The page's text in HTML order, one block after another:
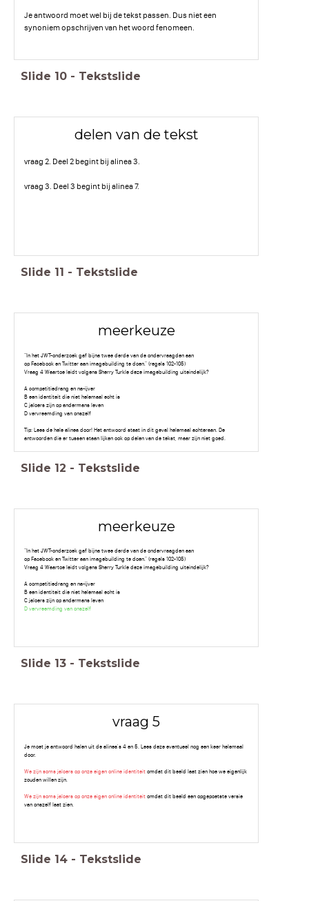
Je antwoord moet wel bij de tekst passen. Dus niet een
synoniem opschrijven van het woord fenomeen.
Slide 10 - Tekstslide
delen van de tekst
vraag 2. Deel 2 begint bij alinea 3.
vraag 3. Deel 3 begint bij alinea 7.
Slide 11 - Tekstslide
meerkeuze
“In het JWT-onderzoek gaf bijna twee derde van de ondervraagden aan
op Facebook en Twitter aan imagebuilding te doen.” (regels 102-105)
Vraag 4 Waartoe leidt volgens Sherry Turkle deze imagebuilding uiteindelijk?
A competitiedrang en na-ijver
B een identiteit die niet helemaal echt is
C jaloers zijn op andermans leven
D vervreemding van onszelf
Tip: Lees de hele alinea door! Het antwoord staat in dit geval helemaal achteraan. De
antwoorden die er tussen staan lijken ook op delen van de tekst, maar zijn niet goed.
Slide 12 - Tekstslide
meerkeuze
“In het JWT-onderzoek gaf bijna twee derde van de ondervraagden aan
op Facebook en Twitter aan imagebuilding te doen.” (regels 102-105)
Vraag 4 Waartoe leidt volgens Sherry Turkle deze imagebuilding uiteindelijk?
A competitiedrang en na-ijver
B een identiteit die niet helemaal echt is
C jaloers zijn op andermans leven
D vervreemding van onszelf
Slide 13 - Tekstslide
vraag 5
Je moet je antwoord halen uit de alinea's 4 en 5. Lees deze eventueel nog een keer helemaal
door.
We zijn soms jaloers op onze eigen online identiteit omdat dit beeld laat zien hoe we eigenlijk
zouden willen zijn.
We zijn soms jaloers op onze eigen online identiteit omdat dit beeld een opgepoetste versie
van onszelf laat zien.
Slide 14 - Tekstslide